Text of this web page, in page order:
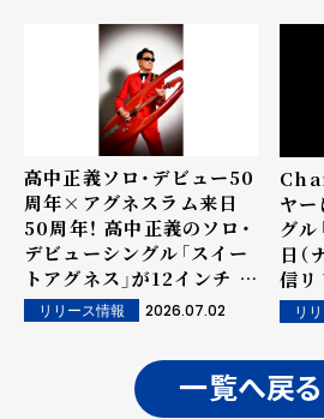
高中正義ソロ・デビュー50
周年×アグネスラム来日
50周年！ 高中正義のソロ・
デビューシングル「スイー
トアグネス」が12インチ カ
ラーヴァイナルで発売決
定！
リリース情報 2026.07.02
ヤー
グ
日（
信リ
の
ファ
「
も決
リ
一覧へ戻る